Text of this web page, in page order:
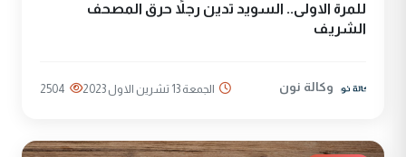
للمرة الاولى.. السويد تدين رجلاً حرق المصحف
الشريف
وكالة نون الجمعة 13 تشرين الاول 2023 2504